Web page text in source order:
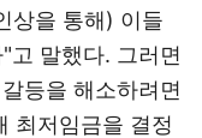
상을 통해) 이들
고 말했다. 그러면
등을 해소하려면
최저임금을 결정